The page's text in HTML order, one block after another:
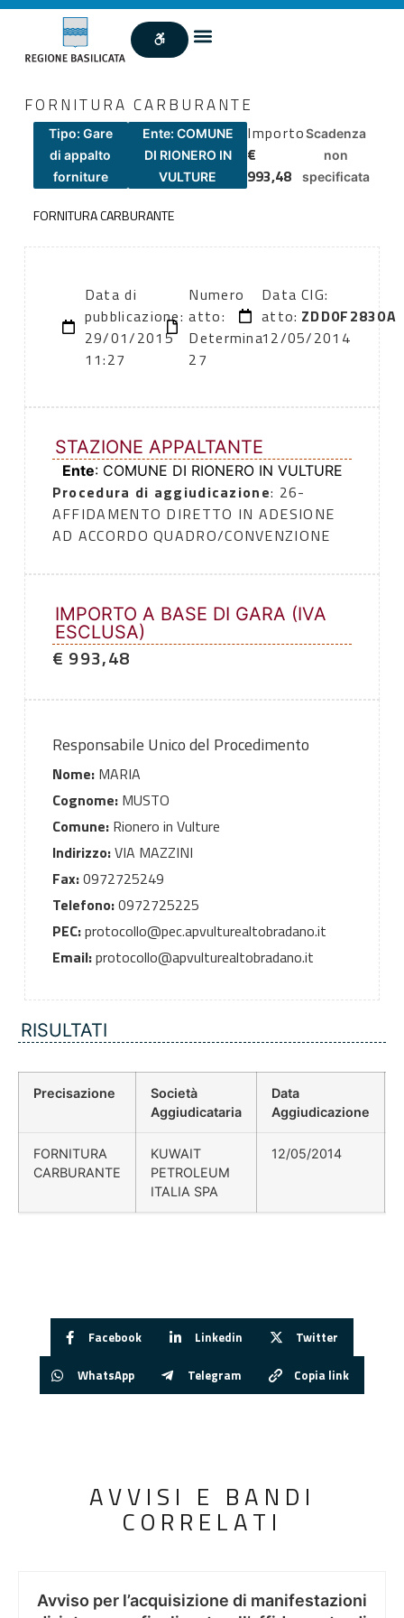
FORNITURA CARBURANTE
Tipo: Gare
di appalto
forniture
Ente: COMUNE
DI RIONERO IN
VULTURE
Importo
€
993,48
Scadenza
non
specificata
FORNITURA CARBURANTE
Data di
pubblicazione:
29/01/2015
11:27
Numero
atto:
Determina
27
Data
atto:
12/05/2014
CIG:
ZDD0F2830A
STAZIONE APPALTANTE
Ente: COMUNE DI RIONERO IN VULTURE
Procedura di aggiudicazione: 26-
AFFIDAMENTO DIRETTO IN ADESIONE
AD ACCORDO QUADRO/CONVENZIONE
IMPORTO A BASE DI GARA (IVA
ESCLUSA)
€ 993,48
Responsabile Unico del Procedimento
Nome:MARIA
Cognome:MUSTO
Comune:Rionero in Vulture
Indirizzo:VIA MAZZINI
Fax:0972725249
Telefono:0972725225
PEC:protocollo@pec.apvulturealtobradano.it
Email:protocollo@apvulturealtobradano.it
RISULTATI
Precisazione
Società
Aggiudicataria
Data
Aggiudicazione
FORNITURA
CARBURANTE
KUWAIT
PETROLEUM
ITALIA SPA
12/05/2014
Facebook Linkedin Twitter
WhatsApp Telegram Copia link
AVVISI E BANDI
CORRELATI
Avviso per l’acquisizione di manifestazioni